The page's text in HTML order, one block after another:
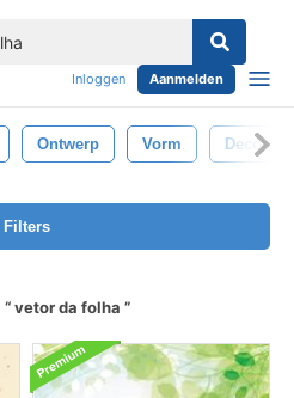
Inloggen Aanmelden
Ontwerp Vorm
Filters
vetor da folha